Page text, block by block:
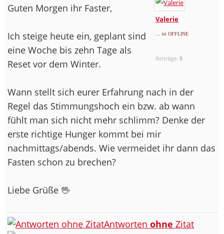
Valerie
... ist OFFLINE
Beiträge:5
Guten Morgen ihr Faster,
Ich steige heute ein, geplant sind
eine Woche bis zehn Tage als
Reset vor dem Winter.
Wann stellt sich eurer Erfahrung nach in der
Regel das Stimmungshoch ein bzw. ab wann
fühlt man sich nicht mehr schlimm? Denke der
erste richtige Hunger kommt bei mir
nachmittags/abends. Wie vermeidet ihr dann das
Fasten schon zu brechen?
Liebe Grüße 🖖
Antworten ohne Zitat